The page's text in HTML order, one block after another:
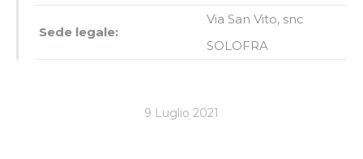
Sede legale:
Via San Vito, snc
SOLOFRA
9 Luglio 2021